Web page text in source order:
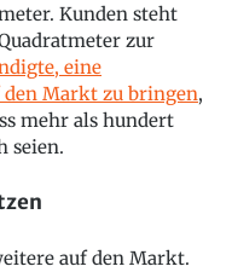
Kunden steht
zur
eine
den Markt zu bringen,
mehr als hundert
seien.
auf den Markt.